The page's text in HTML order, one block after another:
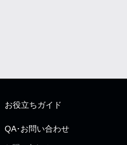
お役立ちガイド
QA･お問い合わせ